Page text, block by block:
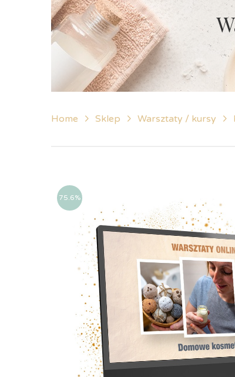
Home Sklep Warsztaty / kursy
75.6%